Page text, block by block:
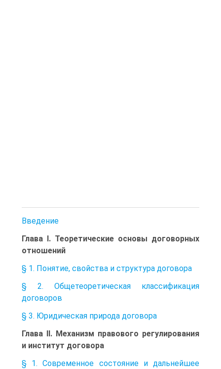
Введение
Глава I. Теоретические основы договорных
отношений
§ 1. Понятие, свойства и структура договора
§ 2. Общетеоретическая классификация
договоров
§ 3. Юридическая природа договора
Глава II. Механизм правового регулирования
и институт договора
§ 1. Современное состояние и дальнейшее